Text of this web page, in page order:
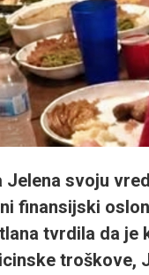
Jelena svoju
finansijski
tvrdila da je
troškove,